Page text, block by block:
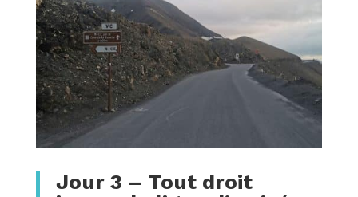
Jour 3 – Tout droit